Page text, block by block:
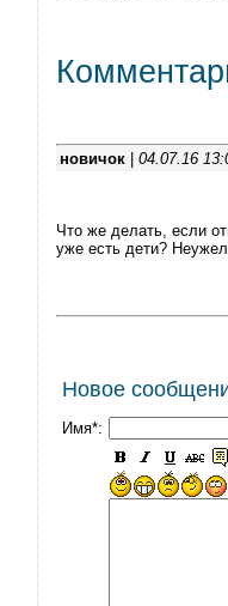
новичок 04.07.16
Что же делать, если
уже есть дети?
Новое
Имя*: